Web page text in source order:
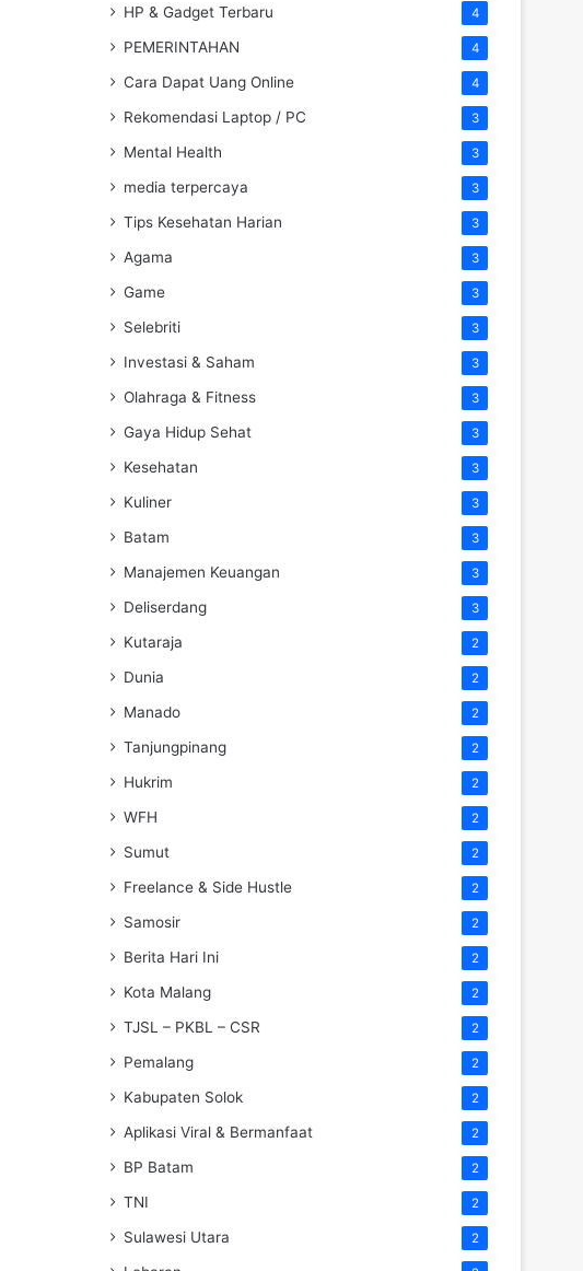
HP & Gadget Terbaru 4
PEMERINTAHAN 4
Cara Dapat Uang Online 4
Rekomendasi Laptop / PC 3
Mental Health 3
media terpercaya 3
Tips Kesehatan Harian 3
Agama 3
Game 3
Selebriti 3
Investasi & Saham 3
Olahraga & Fitness 3
Gaya Hidup Sehat 3
Kesehatan 3
Kuliner 3
Batam 3
Manajemen Keuangan 3
Deliserdang 3
Kutaraja 2
Dunia 2
Manado 2
Tanjungpinang 2
Hukrim 2
WFH 2
Sumut 2
Freelance & Side Hustle 2
Samosir 2
Berita Hari Ini 2
Kota Malang 2
TJSL – PKBL – CSR 2
Pemalang 2
Kabupaten Solok 2
Aplikasi Viral & Bermanfaat 2
BP Batam 2
TNI 2
Sulawesi Utara 2